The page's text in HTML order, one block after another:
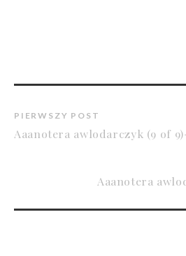
PIERWSZY POST
Aaanotera awlodarczyk (9 of
Aaanotera